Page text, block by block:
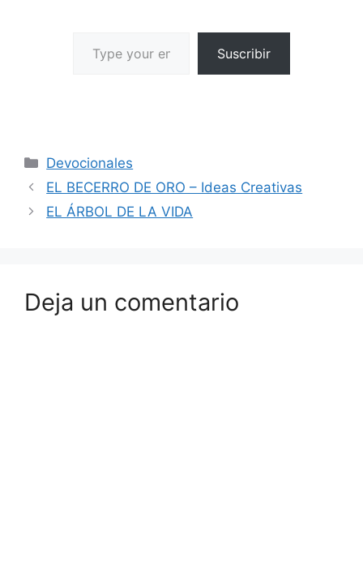
Suscribir
Devocionales
EL BECERRO DE ORO – Ideas Creativas
EL ÁRBOL DE LA VIDA
Deja un comentario